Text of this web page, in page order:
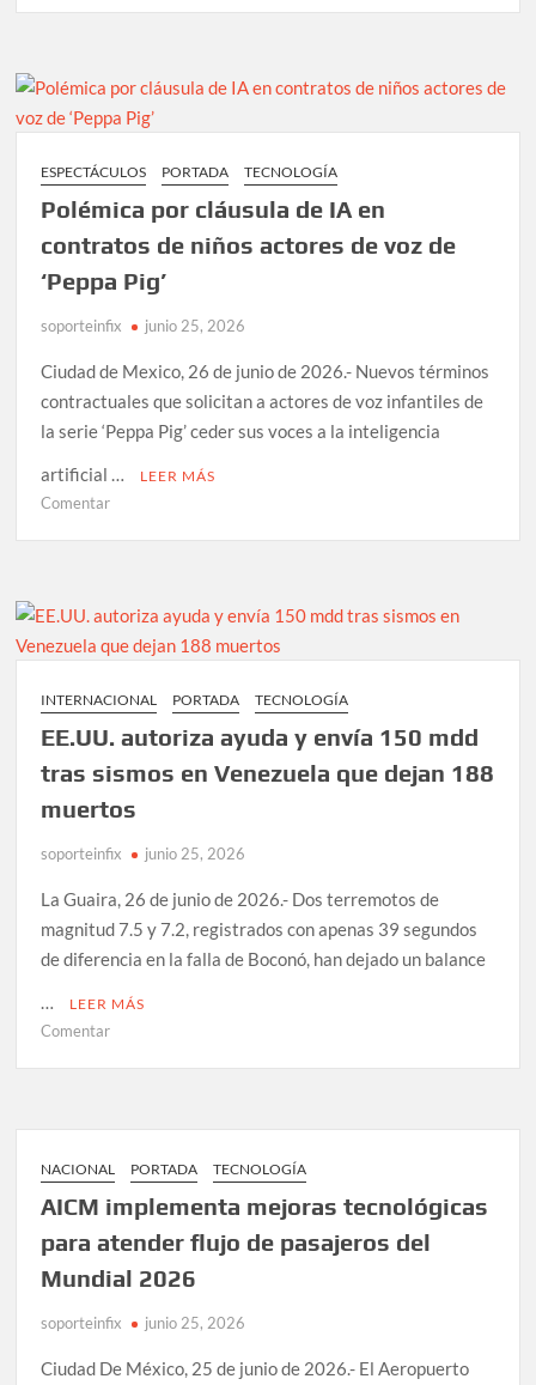
clonación
para
trasplantes
en
ESPECTÁCULOS PORTADA TECNOLOGÍA
Polémica por cláusula de IA en
contratos de niños actores de voz de
‘Peppa Pig’
soporteinfix junio 25, 2026
Ciudad de Mexico, 26 de junio de 2026.- Nuevos términos
contractuales que solicitan a actores de voz infantiles de
la serie ‘Peppa Pig’ ceder sus voces a la inteligencia
artificial …
LEER MÁS
Comentaren
de
en
de
niños
actores
voz
de
Pig’
INTERNACIONAL PORTADA TECNOLOGÍA
EE.UU. autoriza ayuda y envía 150 mdd
tras sismos en Venezuela que dejan 188
muertos
soporteinfix junio 25, 2026
La Guaira, 26 de junio de 2026.- Dos terremotos de
magnitud 7.5 y 7.2, registrados con apenas 39 segundos
de diferencia en la falla de Boconó, han dejado un balance
…
LEER MÁS
Comentaren
y
envía
150
mdd
tras
sismos
en
Venezuela
dejan
NACIONAL PORTADA TECNOLOGÍA
AICM implementa mejoras tecnológicas
para atender flujo de pasajeros del
Mundial 2026
soporteinfix junio 25, 2026
Ciudad De México, 25 de junio de 2026.- El Aeropuerto